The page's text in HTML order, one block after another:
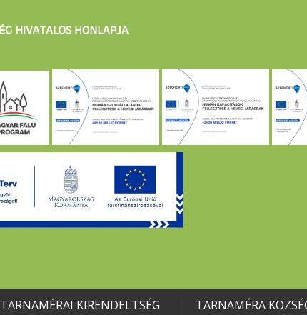
TARNAMÉRAI KIRENDELTSÉG TARNAMÉRA